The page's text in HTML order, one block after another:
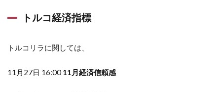
トルコ経済指標
トルコリラに関しては、
11月27日 16:00 11月経済信頼感